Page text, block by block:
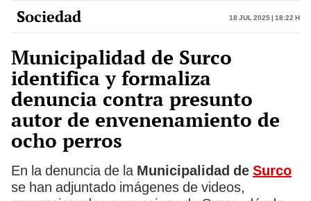
Sociedad 18 Jul 2025 | 18:22 h
Municipalidad de Surco
identifica y formaliza
denuncia contra presunto
autor de envenenamiento de
ocho perros
En la denuncia de la Municipalidad de Surco
se han adjuntado imágenes de videos,